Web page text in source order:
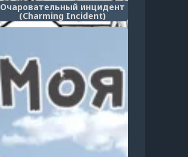
Очаровательный инцидент
(Charming Incident)